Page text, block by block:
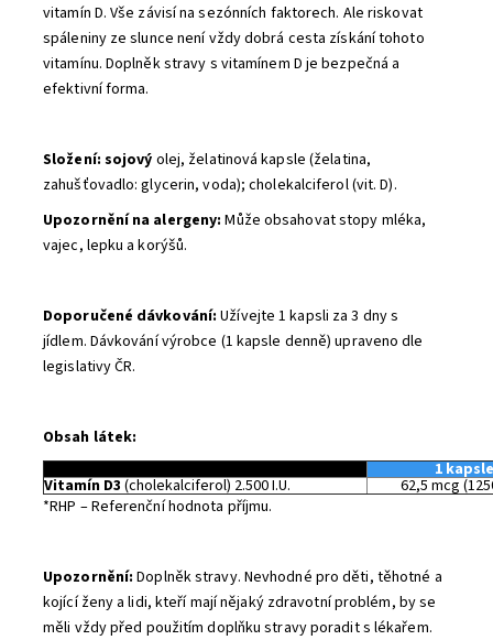
vitamín D. Vše závisí na sezónních faktorech. Ale riskovat
spáleniny ze slunce není vždy dobrá cesta získání tohoto
vitamínu. Doplněk stravy s vitamínem D je bezpečná a
efektivní forma.
Složení: sojový olej, želatinová kapsle (želatina,
zahušťovadlo: glycerin, voda); cholekalciferol (vit. D).
Upozornění na alergeny: Může obsahovat stopy mléka,
vajec, lepku a korýšů.
Doporučené dávkování: Užívejte 1 kapsli za 3 dny s
jídlem. Dávkování výrobce (1 kapsle denně) upraveno dle
legislativy ČR.
Obsah látek:
1 kapsle
Vitamín D3(cholekalciferol) 2.500 I.U.
62,5 mcg
*RHP – Referenční hodnota příjmu.
Upozornění: Doplněk stravy. Nevhodné pro děti, těhotné a
kojící ženy a lidi, kteří mají nějaký zdravotní problém, by se
měli vždy před použitím doplňku stravy poradit s lékařem.